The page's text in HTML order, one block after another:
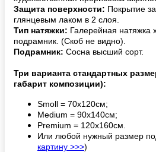
Защита поверхности: Покрытие
глянцевым лаком в 2 слоя.
Тип натяжки: Галерейная натяжка
подрамник. (Скоб не видно).
Подрамник: Сосна высший сорт.
Три варианта стандартных
габарит композиции):
Smoll = 70х120см;
Medium = 90х140см;
Premium = 120х160см.
Или любой нужный размер
картину >>>)